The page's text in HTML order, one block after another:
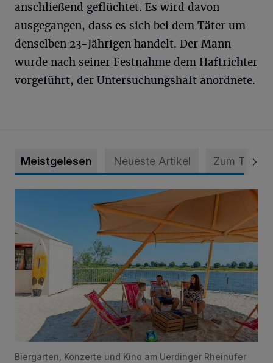
anschließend geflüchtet. Es wird davon
ausgegangen, dass es sich bei dem Täter um
denselben 23-Jährigen handelt. Der Mann
wurde nach seiner Festnahme dem Haftrichter
vorgeführt, der Untersuchungshaft anordnete.
Meistgelesen Neueste Artikel Zum Thema
Die „Rhine Side“ geht in die Verlängerung
Biergarten, Konzerte und Kino am Uerdinger Rheinufer